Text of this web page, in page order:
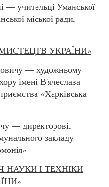
учительці Уманської
міської ради,
УКРАЇНИ»
— художньому
імені В'ячеслава
«Харківська
— директорові,
закладу
НАУКИ І ТЕХНІКИ